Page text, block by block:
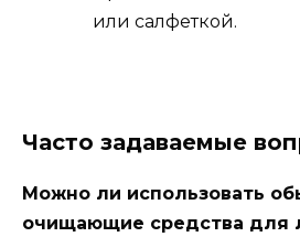
или салфеткой.
Часто задаваемые
Можно ли использовать
очищающие средства для